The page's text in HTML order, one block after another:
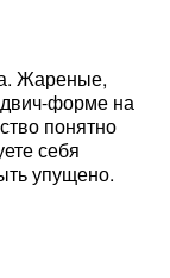
Жареные,
форме на
понятно
себя
упущено.